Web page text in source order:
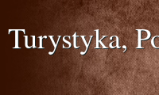
Turystyka,